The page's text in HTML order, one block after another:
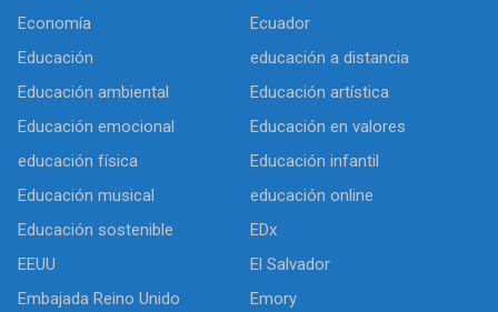
Economía
Ecuador
Educación
educación a distancia
Educación ambiental
Educación artística
Educación emocional
Educación en valores
educación física
Educación infantil
Educación musical
educación online
Educación sostenible
EDx
EEUU
El Salvador
Embajada Reino Unido
Emory